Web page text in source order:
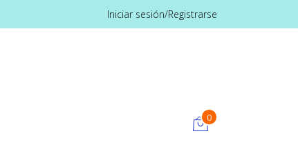
Iniciar sesión/Registrarse
0